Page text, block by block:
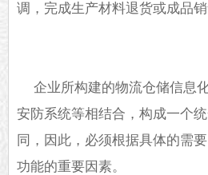
调，完成生产材料退货或成品销
企业所构建的物流仓储信息
安防系统等相结合，构成一个
同，因此，必须根据具体的需
功能的重要因素。